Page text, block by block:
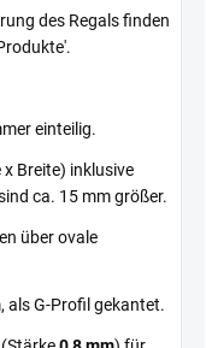
des Regals finden
einteilig.
x Breite) inklusive
ca. 15 mm größer.
über ovale
, als G-Profil gekantet.